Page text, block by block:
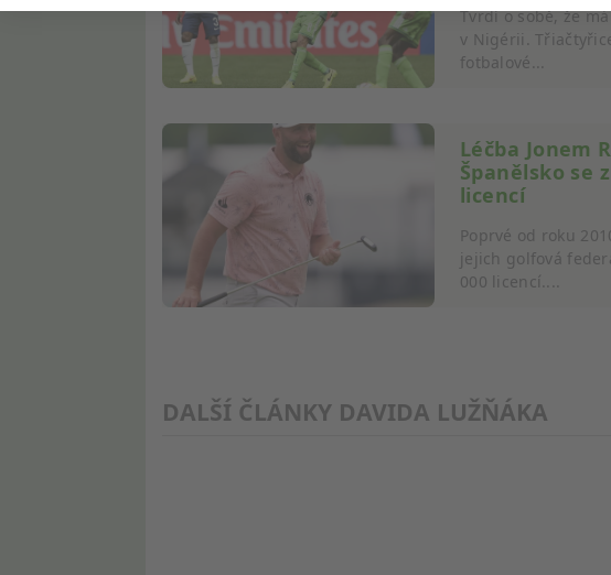
Tvrdí o sobě, že
v Nigérii.
fotbalové...
Léčba Jonem
Španělsko se
licencí
Poprvé od roku
jejich golfová
000 licencí....
DALŠÍ ČLÁNKY DAVIDA LUŽŇÁKA
Používání profilů k výběru personalizované reklamy
Vytváření profilů pro personalizovaný obsah
Používání profilů pro výběr personalizovaného obsahu
Měření výkonu obsahu
Porozumění publiku prostřednictvím statistik nebo kombinací údajů z
Rozvoj a zlepšování služeb
Používání přesných údajů o zeměpisné poloze